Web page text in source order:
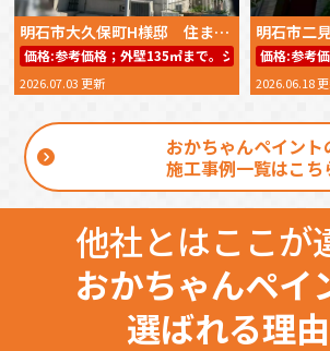
明石市大久保町H様邸 住まいの美観と耐久性を高める外壁・屋根塗装
価格:参考価格；外壁135㎡まで。シリコン
2026.07.03 更新
価格:参考
2026.06.18
おかちゃんペイント
施工事例一覧はこち
他社とはここが
おかちゃんペイ
選ばれる理由